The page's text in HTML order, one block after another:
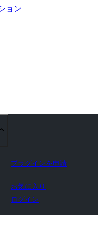
ョン
プラグインを申請
お気に入り
ログイン